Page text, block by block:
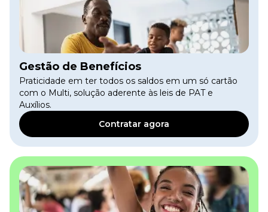
Gestão de Benefícios
Praticidade em ter todos os saldos em um só cartão
com o Multi, solução aderente às leis de PAT e
Auxílios.
Contratar agora